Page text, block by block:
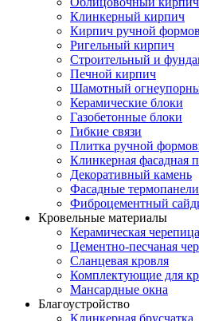
Клинкерный кирпич
Кирпич ручной
Ригельный кирпич
Строительный и
Печной кирпич
Шамотный
Керамические блоки
Газобетонные блоки
Гибкие связи
Плитка ручной
Клинкерная фасадная
Декоративный камень
Фасадные термопанели
Фиброцементный
Кровельные материалы
Керамическая черепица
Цементно-песчаная
Сланцевая кровля
Комплектующие для
Мансардные окна
Благоустройство
Клинкерная брусчатка